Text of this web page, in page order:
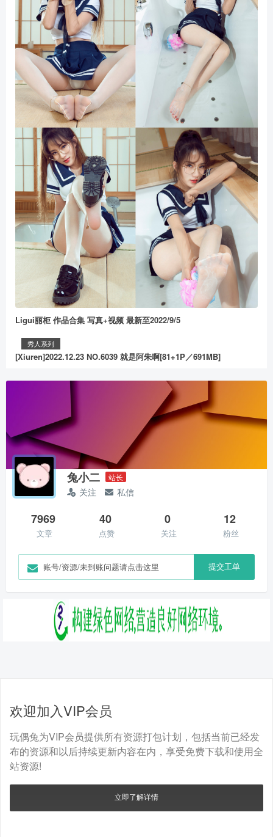
Ligui丽柜 作品合集 写真+视频 最新至2022/9/5
秀人系列
[Xiuren]2022.12.23 NO.6039 就是阿朱啊[81+1P／691MB]
兔小二 站长
关注 私信
7969
文章
40
点赞
0
关注
12
粉丝
账号/资源/未到账问题请点击这里 提交工单
欢迎加入VIP会员
玩偶兔为VIP会员提供所有资源打包计划，包括当前已经发
布的资源和以后持续更新内容在内，享受免费下载和使用全
站资源!
立即了解详情